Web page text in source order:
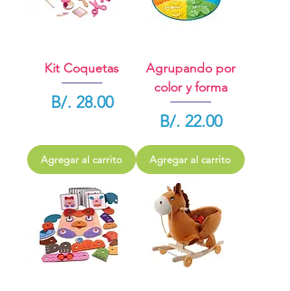
Kit Coquetas
Precio
B/. 28.00
Agregar al carrito
Agrupando por
color y forma
Precio
B/. 22.00
Agregar al carrito